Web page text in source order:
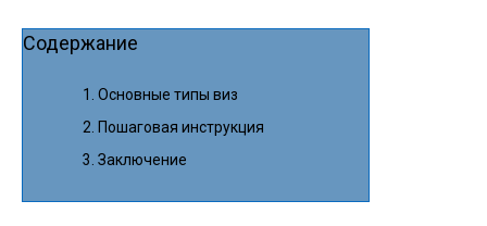
Содержание
Основные типы виз
Пошаговая инструкция
Заключение